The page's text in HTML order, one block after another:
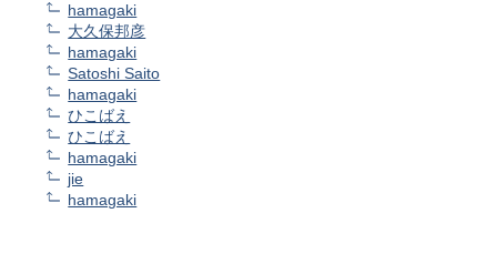
hamagaki
大久保邦彦
hamagaki
Satoshi Saito
hamagaki
ひこばえ
ひこばえ
hamagaki
jie
hamagaki